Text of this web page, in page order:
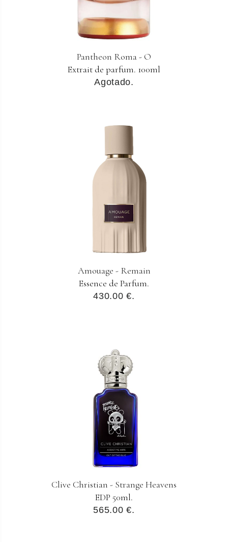
Pantheon Roma - O
Extrait de parfum. 100ml
Agotado.
Amouage - Remain
Essence de Parfum.
430.00 €.
Clive Christian - Strange Heavens
EDP 50ml.
565.00 €.